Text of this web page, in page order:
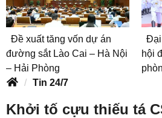
Đề xuất tăng vốn dự án
đường sắt Lào Cai – Hà Nội
– Hải Phòng
Đại
hội
Tin 24/7
Khởi tố cựu thiếu tá